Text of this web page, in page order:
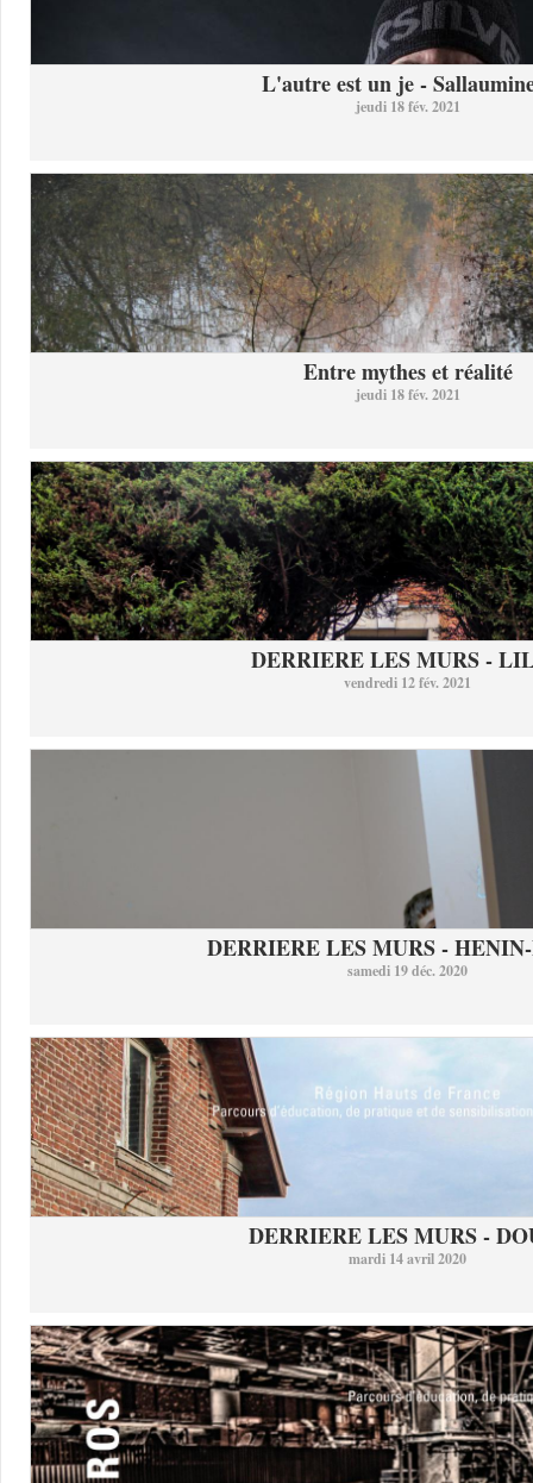
L'autre est un je -
jeudi 18 fév. 2021
Entre mythes et réalité
jeudi 18 fév. 2021
DERRIERE LES MURS -
vendredi 12 fév. 2021
DERRIERE LES MURS -
samedi 19 déc. 2020
DERRIERE LES MURS -
mardi 14 avril 2020